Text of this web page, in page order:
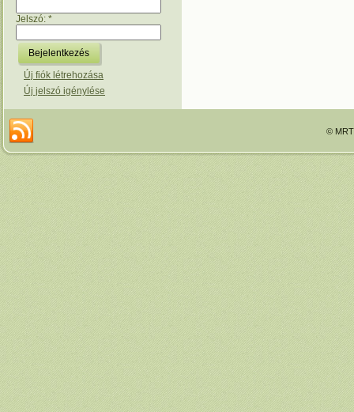
Jelszó: *
Új fiók létrehozása
Új jelszó igénylése
©